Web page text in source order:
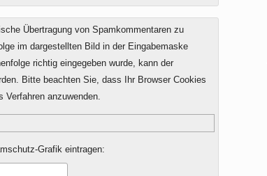
Übertragung von Spamkommentaren zu
im dargestellten Bild in der Eingabemaske
richtig eingegeben wurde, kann der
Bitte beachten Sie, dass Ihr Browser Cookies
anzuwenden.
Grafik eintragen: